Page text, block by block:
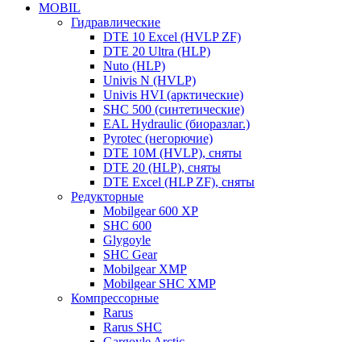
MOBIL
Гидравлические
DTE 10 Excel (HVLP ZF)
DTE 20 Ultra (HLP)
Nuto (HLP)
Univis N (HVLP)
Univis HVI (арктические)
SHC 500 (синтетические)
EAL Hydraulic (биоразлаг.)
Pyrotec (негорючие)
DTE 10M (HVLP), сняты
DTE 20 (HLP), сняты
DTE Excel (HLP ZF), сняты
Редукторные
Mobilgear 600 XP
SHC 600
Glygoyle
SHC Gear
Mobilgear XMP
Mobilgear SHC XMP
Компрессорные
Rarus
Rarus SHC